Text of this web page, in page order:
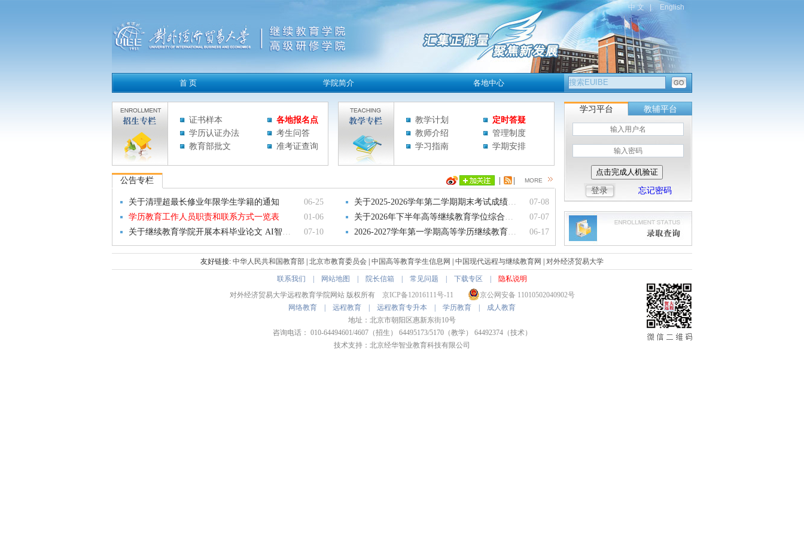
证书样本
学历认证办法
教育部批文
各地报名点
考生问答
准考证查询
教学计划
教师介绍
学习指南
定时答疑
管理制度
学期安排
公告专栏 MORE
关于清理超最长修业年限学生学籍的通知
06-25
学历教育工作人员职责和联系方式一览表
01-06
关于继续教育学院开展本科毕业论文 AI智评辅导工具和格式规范性检测的通知
07-10
关于2025-2026学年第二学期期末考试成绩公布及复查的通知
07-08
关于2026年下半年高等继续教育学位综合评定考试报名及考试安排的通知
07-07
2026-2027学年第一学期高等学历继续教育导学通知06-17
学习平台 教辅平台
点击完成人机验证
登录 忘记密码
友好链接: 中华人民共和国教育部 北京市教育委员会 中国高等教育学生信息网 中国现代远程与继续教育网 对外经济贸易大学